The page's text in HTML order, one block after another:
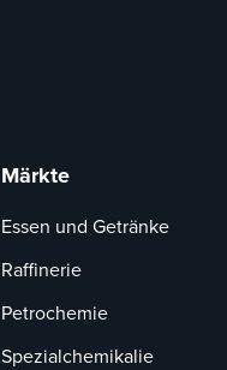
Märkte
Essen und Getränke
Raffinerie
Petrochemie
Spezialchemikalie